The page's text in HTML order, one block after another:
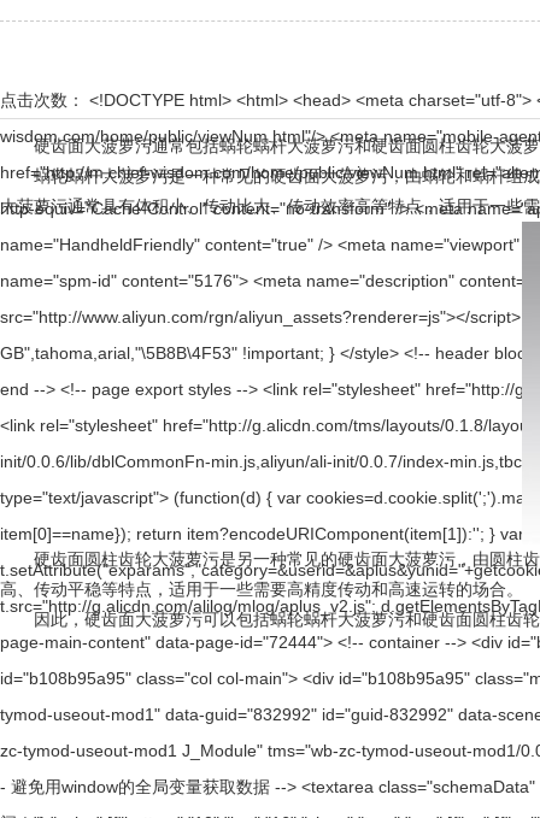
点击次数： <!DOCTYPE html> <html> <head> <meta charset="utf-8"> <title>阿里云万网流量耗尽关停页面</title> <link rel="canonical" href="http://www.chief-wisdom.com/home/public/viewNum.html"/> <meta name="mobile-agent" content="format=[wml|xhtml|html5];url=http://m.chief-wisdom.com/home/public/viewNum.html" /> <link href="http://m.chief-wisdom.com/home/public/viewNum.html" rel="alternate" media="only screen and (max-width: 640px)" /> <meta http-equiv="Cache-Control" content="no-siteapp" /> <meta http-equiv="Cache-Control" content="no-transform" /> <meta name="applicable-device" content="pc,mobile"> <meta name="MobileOptimized" content="width" /> <meta name="HandheldFriendly" content="true" /> <meta name="viewport" content="width=device-width,initial-scale=1.0, minimum-scale=1.0, maximum-scale=1.0, user-scalable=no" /> <meta name="spm-id" content="5176"> <meta name="description" content=""> <meta name="keyword" content=""> <!-- header block start --> <script type="text/javascript" src="http://www.aliyun.com/rgn/aliyun_assets?renderer=js"></script> <style> body, button, input, select, textarea{ font: 12px/1.5 "\5FAE\8F6F\96C5\9ED1","Microsoft Yahei","Hiragino Sans GB",tahoma,arial,"\5B8B\4F53" !important; } </style> <!-- header block end --> <!-- styles start --> <link rel="stylesheet" href="http://g.alicdn.com/tbc/global/0.0.8/index-min.css" /> <!-- stlyes end --> <!-- page export styles --> <link rel="stylesheet" href="http://g.alicdn.com/??ali-mod/wb-zc-tymod-useout-mod1/0.0.8/index.css"> <!-- page export styles end --> <!-- grid style start --> <link rel="stylesheet" href="http://g.alicdn.com/tms/layouts/0.1.8/layout-hangye-pc.css" /> <!-- grid style end --> <!--scripts start --> <script src='http://g.alicdn.com/??aliyun/ali-init/0.0.6/lib/dblCommonFn-min.js,aliyun/ali-init/0.0.7/index-min.js,tbc/global/0.0.8/index-min.js'></script> <!-- scripts end --> </head> <body data-spm='8048640'><script type="text/javascript"> (function(d) { var cookies=d.cookie.split(';').map(function(item){return item.trim().split('=')}); function getcookie(name){ var item=cookies.find(function(item){return item[0]==name}); return item?encodeURIComponent(item[1]):''; } var t=d.createElement("script");t.type="text/javascript";t.async=true;t.id="tb-beacon-aplus"; t.setAttribute("exparams","category=&userid=&aplus&yunid="+getcookie("login_aliyunid")+"&yunpk="+getcookie("login_aliyunid_pk")+"&current_pk="+getcookie("login_current_pk")+"&channel="+getcookie("channel")+"&cps="+getcookie("cps")); t.src="http://g.alicdn.com/alilog/mlog/aplus_v2.js"; d.getElementsByTagName("head")[0].appendChild(t); })(document); </script> <!-- body start --> <div id="b108b95a95" class=" page-layout page-main-content" data-page-id="72444"> <!-- container --> <div id="b108b95a95" class="layout layout-grid-0"> <!--row --> <div id="b108b95a95" class="grid-0"> <!-- col --> <div id="b108b95a95" class="col col-main"> <div id="b108b95a95" class="main-wrap J_Region"> <!--module --> <div id="b108b95a95" data-spm="832992" data-moduleid="0" data-name="wb-zc-tymod-useout-mod1" data-guid="832992" id="guid-832992" data-scene-id="984878" data-scene-version="2" data-hidden="" data-gitgroup="ali-mod" data-ext="" data-engine="tce" class="wb-zc-tymod-useout-mod1 J_Module" tms="wb-zc-tymod-useout-mod1/0.0.8" tms-datakey="tce/984878"> <div id="b108b95a95" class="module-wrap J_tb_lazyload dbl_tms_module_wrap"> <!-- 避免用window的全局变量获取数据 --> <textarea class="schemaData" style="display:none;"> {"moduleinfo":{"solve_count":[{"count_phones":4,"count":4}],"tit":"该网
硬齿面大菠萝污通常包括蜗轮蜗杆大菠萝污和硬齿面圆柱齿轮大菠萝污两
蜗轮蜗杆大菠萝污是一种常见的硬齿面大菠萝污，由蜗轮和蜗杆组成。
大菠萝污通常具有体积小、传动比大、传动效率高等特点，适用于一
硬齿面圆柱齿轮大菠萝污是另一种常见的硬齿面大菠萝污，由圆柱齿
高、传动平稳等特点，适用于一些需要高精度传动和高速运转的场合。
因此，硬齿面大菠萝污可以包括蜗轮蜗杆大菠萝污和硬齿面圆柱齿轮